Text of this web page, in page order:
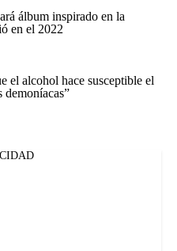
álbum inspirado en la
en el 2022
el alcohol hace susceptible el
demoníacas”